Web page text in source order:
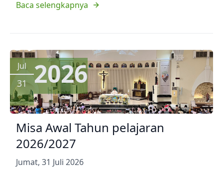
Baca selengkapnya
Jul
31 2026
Misa Awal Tahun pelajaran
2026/2027
Jumat, 31 Juli 2026